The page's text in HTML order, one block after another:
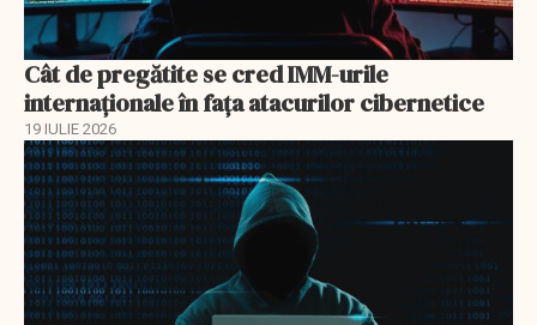
Cât de pregătite se cred IMM-urile
internaționale în fața atacurilor cibernetice
19 IULIE 2026